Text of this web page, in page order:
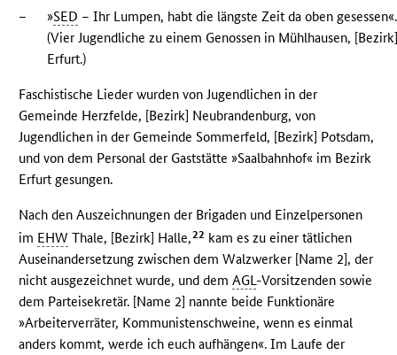
–
»SED – Ihr Lumpen, habt die längste Zeit da oben gesessen«.
(Vier Jugendliche zu einem Genossen in Mühlhausen,
Erfurt.)
Faschistische Lieder wurden von Jugendlichen in der
Gemeinde Herzfelde, [Bezirk] Neubrandenburg, von
Jugendlichen in der Gemeinde Sommerfeld, [Bezirk] Potsdam,
und von dem Personal der Gaststätte »Saalbahnhof« im Bezirk
Erfurt gesungen.
Nach den Auszeichnungen der Brigaden und Einzelpersonen
im EHW Thale, [Bezirk] Halle,22 kam es zu einer tätlichen
Auseinandersetzung zwischen dem Walzwerker [Name 2], der
nicht ausgezeichnet wurde, und demAGL-Vorsitzenden sowie
dem Parteisekretär. [Name 2] nannte beide Funktionäre
»Arbeiterverräter, Kommunistenschweine, wenn es einmal
anders kommt, werde ich euch aufhängen«. Im Laufe der